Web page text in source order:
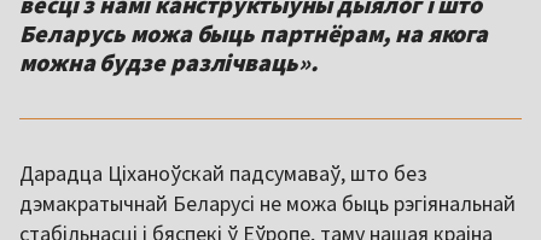
Беларусь можа быць партнёрам, на якога
можна будзе разлічваць».
Дарадца Ціханоўскай падсумаваў, што без
дэмакратычнай Беларусі не можа быць рэгіянальнай
стабільнасці і бяспекі ў Еўропе, таму нашая краіна